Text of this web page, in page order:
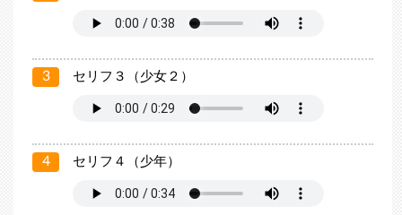
3 セリフ３（少女２）
4 セリフ４（少年）